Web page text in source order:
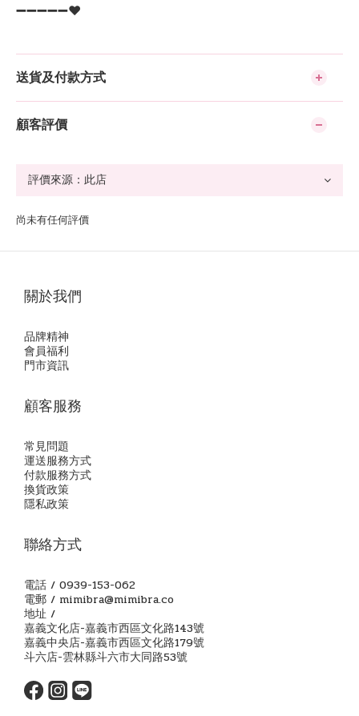
➖➖➖➖➖❤️
送貨及付款方式
顧客評價
尚未有任何評價
關於我們
品牌精神
會員福利
門市資訊
顧客服務
常見問題
運送服務方式
付款服務方式
換貨政策
隱私政策
聯絡方式
電話 / 0939-153-062
電郵 / mimibra@mimibra.co
地址 /
嘉義文化店-嘉義市西區文化路143號
嘉義中央店-嘉義市西區文化路179號
斗六店-雲林縣斗六市大同路53號